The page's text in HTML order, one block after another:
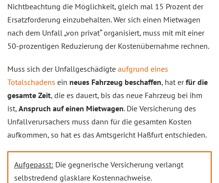
Nichtbeachtung die Möglichkeit, gleich mal 15 Prozent der
Ersatzforderung einzubehalten. Wer sich einen Mietwagen
nach dem Unfall „von privat“ organisiert, muss mit mit einer
50-prozentigen Reduzierung der Kostenübernahme rechnen.
Muss sich der Unfallgeschädigte aufgrund eines
Totalschadens ein neues Fahrzeug beschaffen, hat erfür die
gesamte Zeit, die es dauert, bis das neue Fahrzeug bei ihm
ist, Anspruch auf einen Mietwagen. Die Versicherung des
Unfallverursachers muss dann für die gesamten Kosten
aufkommen, so hat es das Amtsgericht Haßfurt entschieden.
Aufgepasst: Die gegnerische Versicherung verlangt
selbstredend glasklare Kostennachweise.